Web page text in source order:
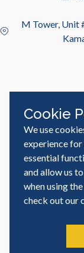
M Tower, Unit
©
Cookie
We use
experience for
essential
and allow us
when using
check out our